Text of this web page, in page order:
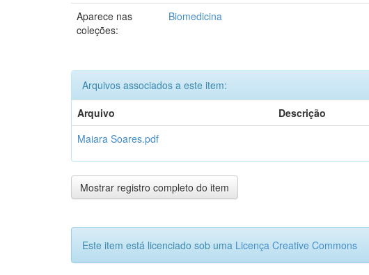
Aparece nas
coleções:
Biomedicina
Arquivos associados a este item:
Arquivo
Descrição
Maiara Soares.pdf
Mostrar registro completo do item
Este item está licenciado sob uma Licença Creative Commons